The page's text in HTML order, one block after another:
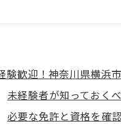
験歓迎！神奈川県横浜
未経験者が知っておく
必要な免許と資格を確